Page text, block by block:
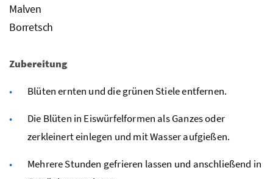
Malven
Borretsch
Zubereitung
Blüten ernten und die grünen Stiele entfernen.
Die Blüten in Eiswürfelformen als Ganzes oder
zerkleinert einlegen und mit Wasser aufgießen.
Mehrere Stunden gefrieren lassen und anschließend in